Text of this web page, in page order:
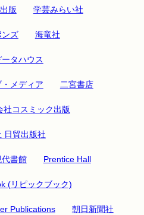
版 学芸みらい社
ズ 海竜社
ータハウス
メディア 二宮書店
社コスミック出版
日貿出版社
代書館 Prentice Hall
(リピックブック)
Publications 朝日新聞社